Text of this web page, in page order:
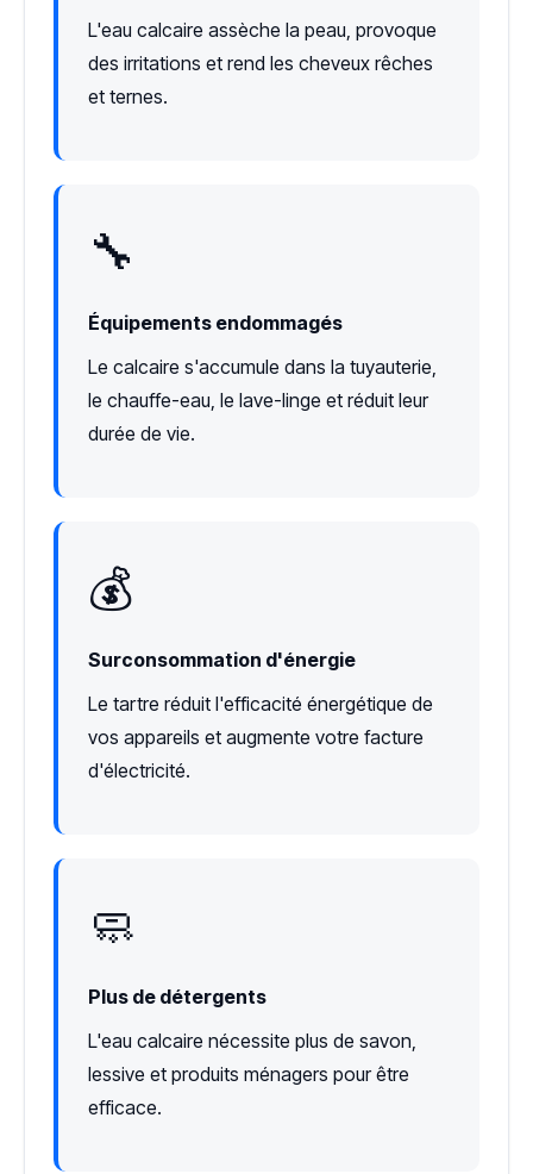
L'eau calcaire assèche la peau, provoque
des irritations et rend les cheveux rêches
et ternes.
🔧
Équipements endommagés
Le calcaire s'accumule dans la tuyauterie,
le chauffe-eau, le lave-linge et réduit leur
durée de vie.
💰
Surconsommation d'énergie
Le tartre réduit l'efficacité énergétique de
vos appareils et augmente votre facture
d'électricité.
🧼
Plus de détergents
L'eau calcaire nécessite plus de savon,
lessive et produits ménagers pour être
efficace.